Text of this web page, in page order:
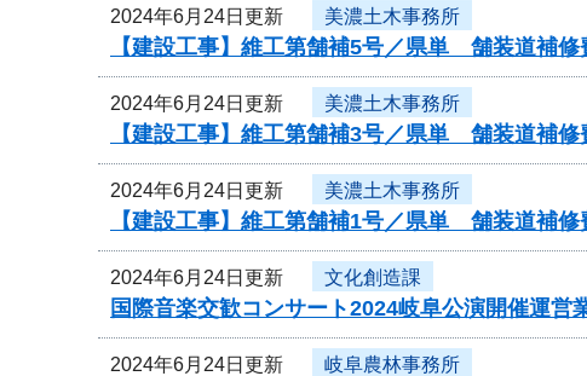
2024年6月24日更新 美濃土木事務所
【建設工事】維工第舗補5号／県単 舗装道補
2024年6月24日更新 美濃土木事務所
【建設工事】維工第舗補3号／県単 舗装道補
2024年6月24日更新 美濃土木事務所
【建設工事】維工第舗補1号／県単 舗装道補
2024年6月24日更新 文化創造課
国際音楽交歓コンサート2024岐阜公演開催運営
2024年6月24日更新 岐阜農林事務所